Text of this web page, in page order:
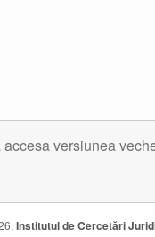
accesa versiunea
Institutul de Cercetări